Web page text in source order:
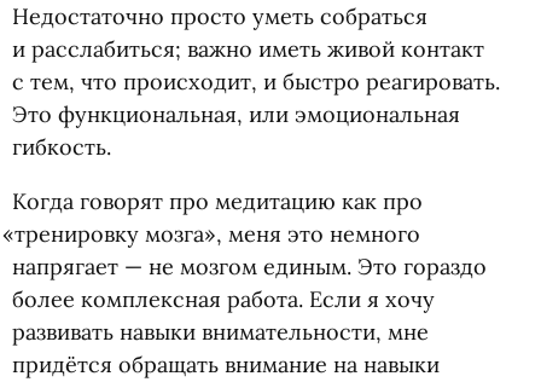
Недостаточно просто уметь собраться
и расслабиться; важно иметь живой контакт
с тем, что происходит, и быстро реагировать.
Это функциональная, или эмоциональная
гибкость.
Когда говорят про медитацию как про
«тренировку мозга», меня это немного
напрягает — не мозгом единым. Это гораздо
более комплексная работа. Если я хочу
развивать навыки внимательности, мне
придётся обращать внимание на навыки